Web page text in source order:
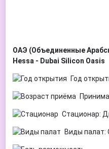
ОАЭ (Объединенные
Hessa - Dubai Silicon Oasis
Год
Стационар:
Виды палат: